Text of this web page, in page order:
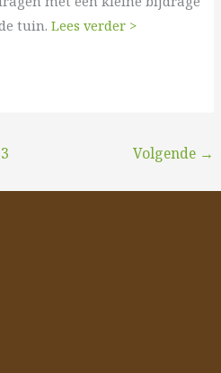
tuin.Lees verder >
3 Volgende →